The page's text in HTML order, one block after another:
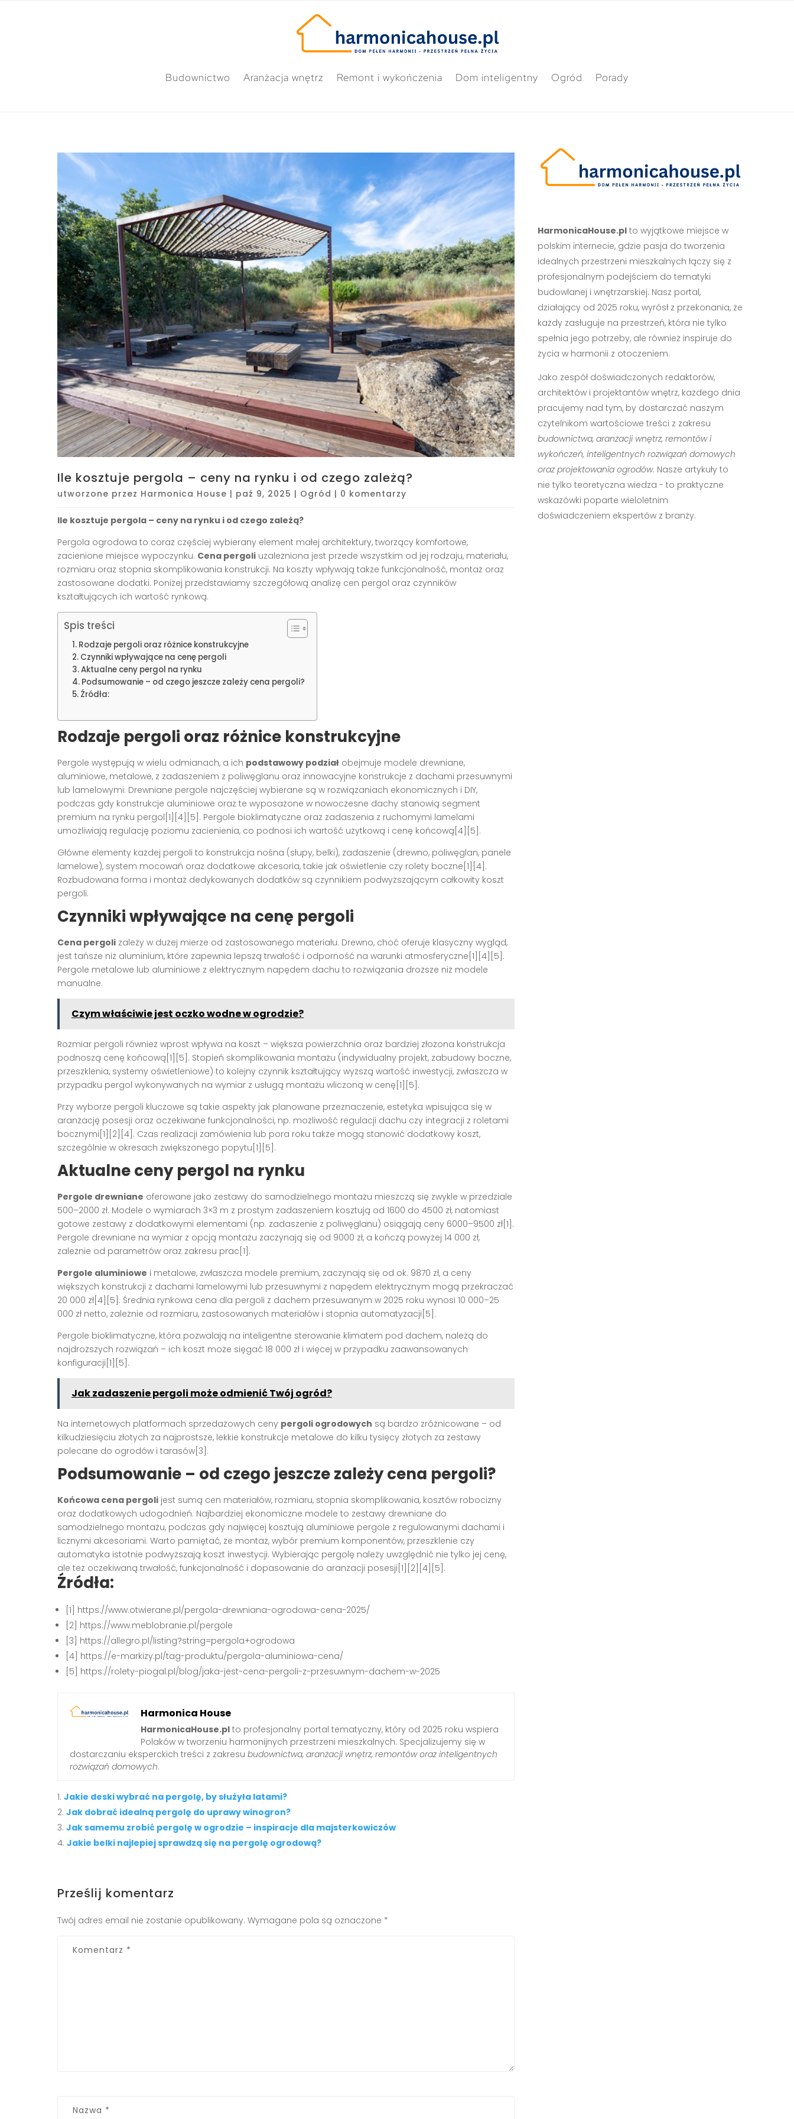
Budownictwo Aranżacja wnętrz Remont i wykończenia Dom inteligentny Ogród Porady
Ile kosztuje pergola – ceny na rynku i od czego zależą?
utworzone przez Harmonica House | paź 9, 2025 | Ogród | 0 komentarzy
Ile kosztuje pergola – ceny na rynku i od czego zależą?
Pergola ogrodowa to coraz częściej wybierany element małej architektury, tworzący komfortowe,
zacienione miejsce wypoczynku. Cena pergoli uzależniona jest przede wszystkim od jej rodzaju, materiału,
rozmiaru oraz stopnia skomplikowania konstrukcji. Na koszty wpływają także funkcjonalność, montaż oraz
zastosowane dodatki. Poniżej przedstawiamy szczegółową analizę cen pergol oraz czynników
kształtujących ich wartość rynkową.
Spis treści
Rodzaje pergoli oraz różnice konstrukcyjne
Czynniki wpływające na cenę pergoli
Aktualne ceny pergol na rynku
Podsumowanie – od czego jeszcze zależy cena pergoli?
Źródła:
Rodzaje pergoli oraz różnice konstrukcyjne
Pergole występują w wielu odmianach, a ich podstawowy podział obejmuje modele drewniane,
aluminiowe, metalowe, z zadaszeniem z poliwęglanu oraz innowacyjne konstrukcje z dachami przesuwnymi
lub lamelowymi. Drewniane pergole najczęściej wybierane są w rozwiązaniach ekonomicznych i DIY,
podczas gdy konstrukcje aluminiowe oraz te wyposażone w nowoczesne dachy stanowią segment
premium na rynku pergol[1][4][5]. Pergole bioklimatyczne oraz zadaszenia z ruchomymi lamelami
umożliwiają regulację poziomu zacienienia, co podnosi ich wartość użytkową i cenę końcową[4][5].
Główne elementy każdej pergoli to konstrukcja nośna (słupy, belki), zadaszenie (drewno, poliwęglan, panele
lamelowe), system mocowań oraz dodatkowe akcesoria, takie jak oświetlenie czy rolety boczne[1][4].
Rozbudowana forma i montaż dedykowanych dodatków są czynnikiem podwyższającym całkowity koszt
pergoli.
Czynniki wpływające na cenę pergoli
Cena pergoli zależy w dużej mierze od zastosowanego materiału. Drewno, choć oferuje klasyczny wygląd,
jest tańsze niż aluminium, które zapewnia lepszą trwałość i odporność na warunki atmosferyczne[1][4][5].
Pergole metalowe lub aluminiowe z elektrycznym napędem dachu to rozwiązania droższe niż modele
manualne.
Czym właściwie jest oczko wodne w ogrodzie?
Rozmiar pergoli również wprost wpływa na koszt – większa powierzchnia oraz bardziej złożona konstrukcja
podnoszą cenę końcową[1][5]. Stopień skomplikowania montażu (indywidualny projekt, zabudowy boczne,
przeszklenia, systemy oświetleniowe) to kolejny czynnik kształtujący wyższą wartość inwestycji, zwłaszcza w
przypadku pergol wykonywanych na wymiar z usługą montażu wliczoną w cenę[1][5].
Przy wyborze pergoli kluczowe są takie aspekty jak planowane przeznaczenie, estetyka wpisująca się w
aranżację posesji oraz oczekiwane funkcjonalności, np. możliwość regulacji dachu czy integracji z roletami
bocznymi[1][2][4]. Czas realizacji zamówienia lub pora roku także mogą stanowić dodatkowy koszt,
szczególnie w okresach zwiększonego popytu[1][5].
Aktualne ceny pergol na rynku
Pergole drewniane oferowane jako zestawy do samodzielnego montażu mieszczą się zwykle w przedziale
500–2000 zł. Modele o wymiarach 3×3 m z prostym zadaszeniem kosztują od 1600 do 4500 zł, natomiast
gotowe zestawy z dodatkowymi elementami (np. zadaszenie z poliwęglanu) osiągają ceny 6000–9500 zł[1].
Pergole drewniane na wymiar z opcją montażu zaczynają się od 9000 zł, a kończą powyżej 14 000 zł,
zależnie od parametrów oraz zakresu prac[1].
Pergole aluminiowe i metalowe, zwłaszcza modele premium, zaczynają się od ok. 9870 zł, a ceny
większych konstrukcji z dachami lamelowymi lub przesuwnymi z napędem elektrycznym mogą przekraczać
20 000 zł[4][5]. Średnia rynkowa cena dla pergoli z dachem przesuwanym w 2025 roku wynosi 10 000–25
000 zł netto, zależnie od rozmiaru, zastosowanych materiałów i stopnia automatyzacji[5].
Pergole bioklimatyczne, która pozwalają na inteligentne sterowanie klimatem pod dachem, należą do
najdroższych rozwiązań – ich koszt może sięgać 18 000 zł i więcej w przypadku zaawansowanych
konfiguracji[1][5].
Jak zadaszenie pergoli może odmienić Twój ogród?
Na internetowych platformach sprzedażowych ceny pergoli ogrodowych są bardzo zróżnicowane – od
kilkudziesięciu złotych za najprostsze, lekkie konstrukcje metalowe do kilku tysięcy złotych za zestawy
polecane do ogrodów i tarasów[3].
Podsumowanie – od czego jeszcze zależy cena pergoli?
Końcowa cena pergoli jest sumą cen materiałów, rozmiaru, stopnia skomplikowania, kosztów robocizny
oraz dodatkowych udogodnień. Najbardziej ekonomiczne modele to zestawy drewniane do
samodzielnego montażu, podczas gdy najwięcej kosztują aluminiowe pergole z regulowanymi dachami i
licznymi akcesoriami. Warto pamiętać, że montaż, wybór premium komponentów, przeszklenie czy
automatyka istotnie podwyższają koszt inwestycji. Wybierając pergolę należy uwzględnić nie tylko jej cenę,
ale też oczekiwaną trwałość, funkcjonalność i dopasowanie do aranżacji posesji[1][2][4][5].
Źródła:
[1] https://www.otwierane.pl/pergola-drewniana-ogrodowa-cena-2025/
[2] https://www.meblobranie.pl/pergole
[3] https://allegro.pl/listing?string=pergola+ogrodowa
[4] https://e-markizy.pl/tag-produktu/pergola-aluminiowa-cena/
[5] https://rolety-piogal.pl/blog/jaka-jest-cena-pergoli-z-przesuwnym-dachem-w-2025
Harmonica House
HarmonicaHouse.pl to profesjonalny portal tematyczny, który od 2025 roku wspiera
Polaków w tworzeniu harmonijnych przestrzeni mieszkalnych. Specjalizujemy się w
dostarczaniu eksperckich treści z zakresu budownictwa, aranżacji wnętrz, remontów oraz inteligentnych
rozwiązań domowych.
Jakie deski wybrać na pergolę, by służyła latami?
Jak dobrać idealną pergolę do uprawy winogron?
Jak samemu zrobić pergolę w ogrodzie – inspiracje dla majsterkowiczów
Jakie belki najlepiej sprawdzą się na pergolę ogrodową?
Prześlij komentarz
Twój adres email nie zostanie opublikowany. Wymagane pola są oznaczone *
HarmonicaHouse.plto wyjątkowe miejsce w
polskim internecie, gdzie pasja do tworzenia
idealnych przestrzeni mieszkalnych łączy się z
profesjonalnym podejściem do tematyki
budowlanej i wnętrzarskiej. Nasz portal,
działający od 2025 roku, wyrósł z przekonania, że
każdy zasługuje na przestrzeń, która nie tylko
spełnia jego potrzeby, ale również inspiruje do
życia w harmonii z otoczeniem.
Jako zespół doświadczonych redaktorów,
architektów i projektantów wnętrz, każdego dnia
pracujemy nad tym, by dostarczać naszym
czytelnikom wartościowe treści z zakresu
budownictwa, aranżacji wnętrz, remontów i
wykończeń, inteligentnych rozwiązań domowych
oraz projektowania ogrodów. Nasze artykuły to
nie tylko teoretyczna wiedza - to praktyczne
wskazówki poparte wieloletnim
doświadczeniem ekspertów z branży.